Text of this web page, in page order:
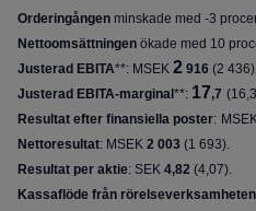
Orderingången minskade med -3
Nettoomsättningen ökade med 10
Justerad EBITA**: MSEK 2 916 (2 436
Justerad EBITA-marginal **: 17,7 (16,3
Resultat efter finansiella poster:
Nettoresultat: MSEK 2 003 (1 693).
Resultat per aktie: SEK 4,82 (4,07).
Kassaflöde från rörelseverksamheten